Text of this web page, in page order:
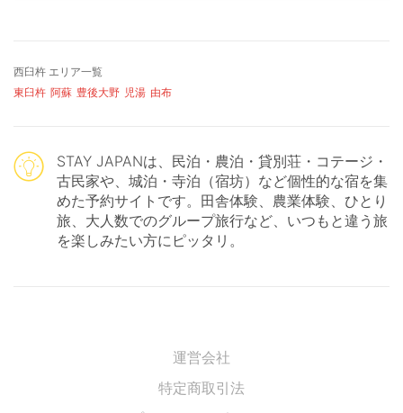
西臼杵 エリア一覧
東臼杵 阿蘇 豊後大野 児湯 由布
STAY JAPANは、民泊・農泊・貸別荘・コテージ・
古民家や、城泊・寺泊（宿坊）など個性的な宿を集
めた予約サイトです。田舎体験、農業体験、ひとり
旅、大人数でのグループ旅行など、いつもと違う旅
を楽しみたい方にピッタリ。
運営会社
特定商取引法